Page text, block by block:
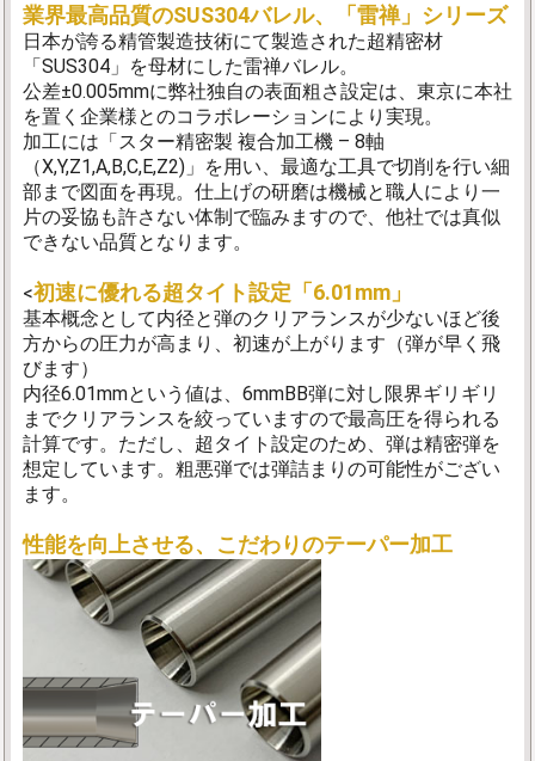
業界最高品質のSUS304バレル、「雷禅」シリーズ
日本が誇る精管製造技術にて製造された超精密材
「SUS304」を母材にした雷禅バレル。
公差±0.005mmに弊社独自の表面粗さ設定は、東京に本社
を置く企業様とのコラボレーションにより実現。
加工には「スター精密製 複合加工機 – 8軸
（X,Y,Z1,A,B,C,E,Z2)」を用い、最適な工具で切削を行い細
部まで図面を再現。仕上げの研磨は機械と職人により一
片の妥協も許さない体制で臨みますので、他社では真似
できない品質となります。
<初速に優れる超タイト設定「6.01mm」
基本概念として内径と弾のクリアランスが少ないほど後
方からの圧力が高まり、初速が上がります（弾が早く飛
びます）
内径6.01mmという値は、6mmBB弾に対し限界ギリギリ
までクリアランスを絞っていますので最高圧を得られる
計算です。ただし、超タイト設定のため、弾は精密弾を
想定しています。粗悪弾では弾詰まりの可能性がござい
ます。
性能を向上させる、こだわりのテーパー加工